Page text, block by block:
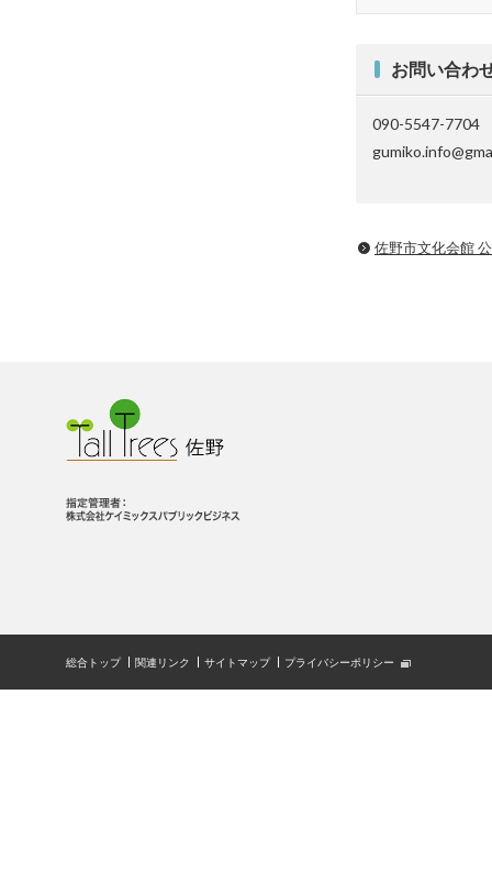
お問い合わ
090-5547-7704
佐野市文化会館
総合トップ 関連リンク サイトマップ プライバシーポリシー